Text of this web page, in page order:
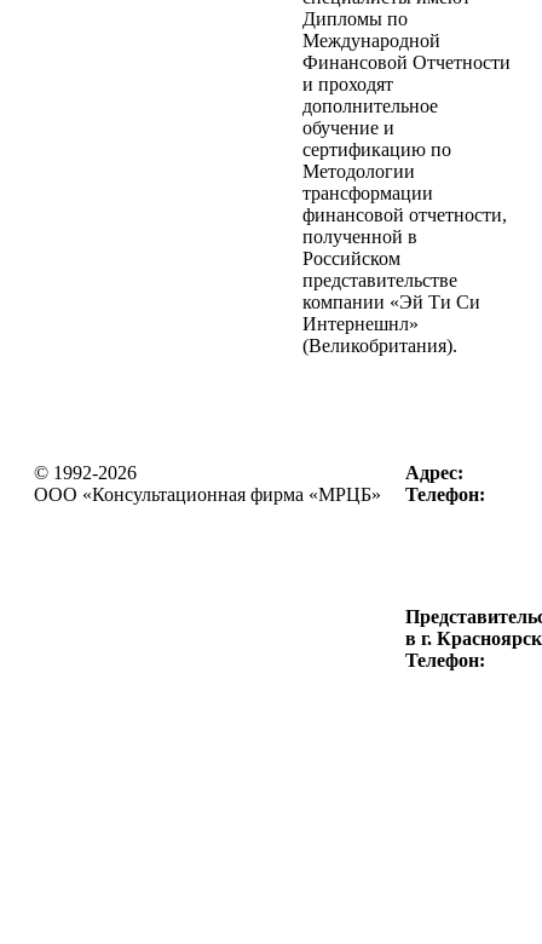
Дипломы по
Международной
Финансовой Отчетности
и проходят
дополнительное
обучение и
сертификацию по
Методологии
трансформации
финансовой отчетности,
полученной в
Российском
представительстве
компании «Эй Ти Си
Интернешнл»
(Великобритания).
© 1992-2026
OOO «Консультационная фирма «МРЦБ»
Адрес:
Телефон:
в г.
Телефон: